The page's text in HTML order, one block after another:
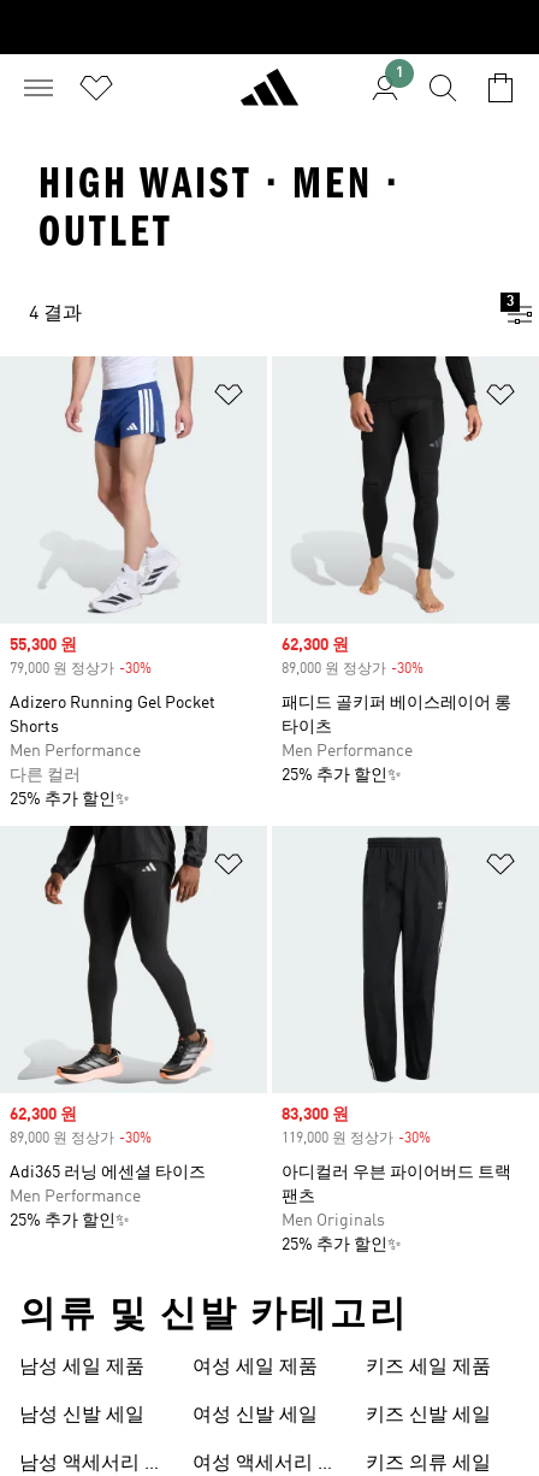
1
HIGH WAIST · MEN ·
OUTLET
4 결과
3
위시리스트 담기
Sale price
55,300 원
79,000 원 정상가 -30%
Adizero Running Gel Pocket
Shorts
Men Performance
다른 컬러
25% 추가 할인✨
Sale price
62,300 원
89,000 원 정상가 -30%
패디드 골키퍼 베이스레이어 롱
타이츠
Men Performance
25% 추가 할인✨
위시리스트 담기
Sale price
62,300 원
89,000 원 정상가 -30%
Adi365 러닝 에센셜 타이즈
Men Performance
25% 추가 할인✨
Sale price
83,300 원
119,000 원 정상가 -30%
아디컬러 우븐 파이어버드 트랙
팬츠
Men Originals
25% 추가 할인✨
의류 및 신발 카테고리
남성 세일 제품
남성 신발 세일
남성 액세서리 세
여성 세일 제품
여성 신발 세일
여성 액세서리 세
키즈 세일 제품
키즈 신발 세일
키즈 의류 세일